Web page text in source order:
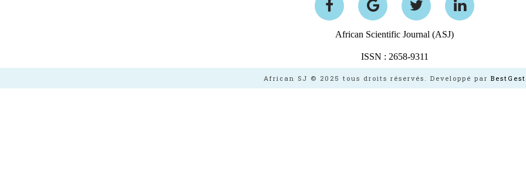
African Scientific Journal (ASJ)
ISSN : 2658-9311
African SJ © 2025 tous droits réservés. Developpé par BestGest